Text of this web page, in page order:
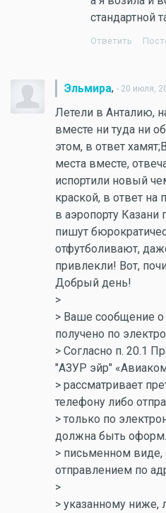
стандартной
Ответить
Эльмира, - 20 июля,
Летели в Анталию,
вместе ни туда ни
этом, в ответ
места вместе,
испортили новый
краской, в ответ
в аэропорту
пишут
отфутболивают,
привлекли! Вот,
Добрый день!
>
> Ваше сообщение
получено по
> Согласно п. 20.1
"АЗУР эйр"
> рассматривает
телефону либо
> только по
должна быть
> письменном
отправлением по
>
> указанному ниже,